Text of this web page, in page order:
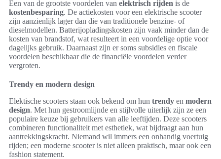
Een van de grootste voordelen van elektrisch rijden is de
kostenbesparing. De actiekosten voor een elektrische scooter
zijn aanzienlijk lager dan die van traditionele benzine- of
dieselmodellen. Batterijopladingskosten zijn vaak minder dan de
kosten van brandstof, wat resulteert in een voordelige optie voor
dagelijks gebruik. Daarnaast zijn er soms subsidies en fiscale
voordelen beschikbaar die de financiële voordelen verder
vergroten.
Trendy en modern design
Elektische scooters staan ook bekend om hun trendy en modern
design. Met hun gestroomlijnde en stijlvolle uiterlijk zijn ze een
populaire keuze bij gebruikers van alle leeftijden. Deze scooters
combineren functionaliteit met esthetiek, wat bijdraagt aan hun
aantrekkingskracht. Niemand wil immers een onhandig voertuig
rijden; een moderne scooter is niet alleen praktisch, maar ook een
fashion statement.